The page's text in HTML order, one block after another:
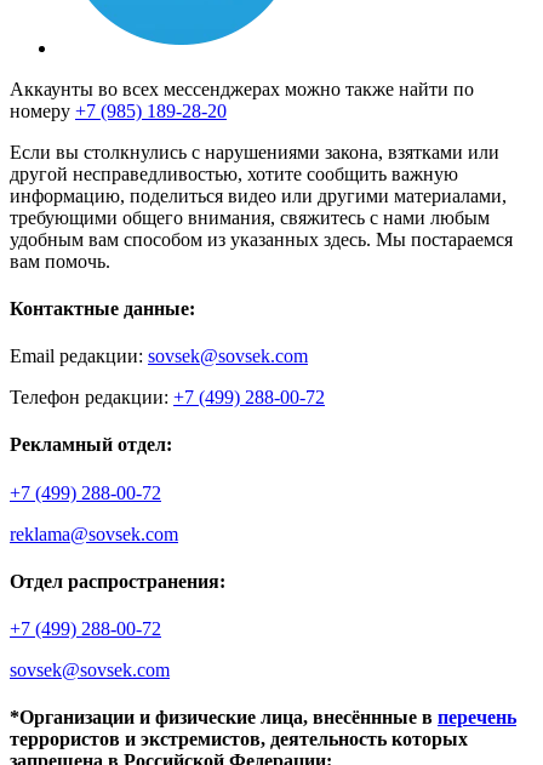
Аккаунты во всех мессенджерах можно также найти по
номеру +7 (985) 189-28-20
Если вы столкнулись с нарушениями закона, взятками или
другой несправедливостью, хотите сообщить важную
информацию, поделиться видео или другими материалами,
требующими общего внимания, свяжитесь с нами любым
удобным вам способом из указанных здесь. Мы постараемся
вам помочь.
Контактные данные:
Email редакции: sovsek@sovsek.com
Телефон редакции: +7 (499) 288-00-72
Рекламный отдел:
+7 (499) 288-00-72
reklama@sovsek.com
Отдел распространения:
+7 (499) 288-00-72
sovsek@sovsek.com
*Организации и физические лица, внесённные в перечень
террористов и экстремистов, деятельность которых